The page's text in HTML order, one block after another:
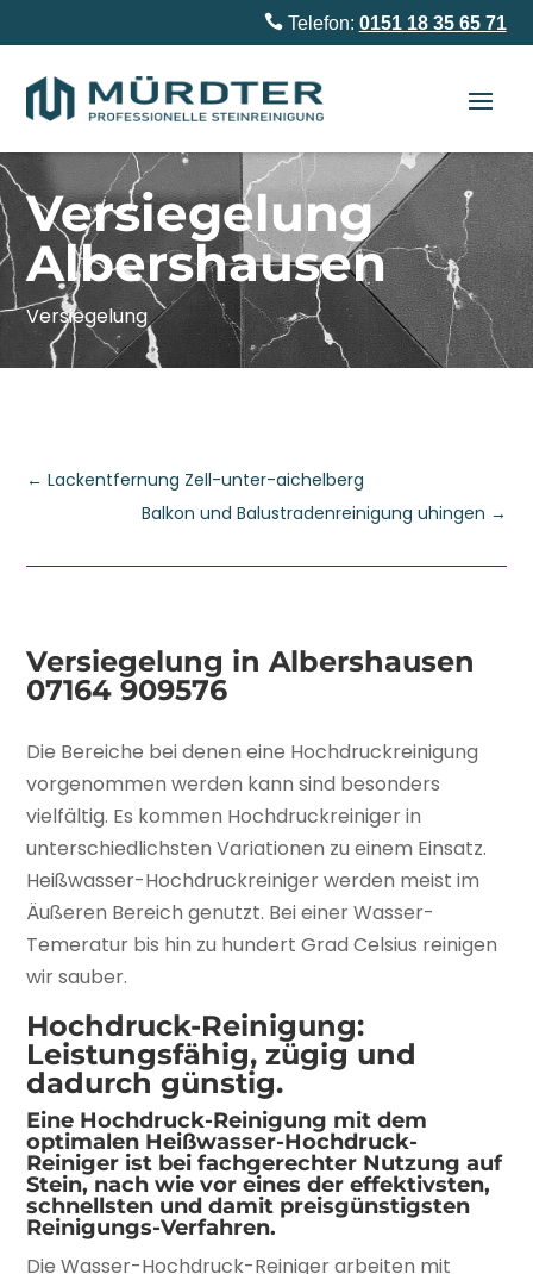
Telefon: 0151 18 35 65 71
Versiegelung
Albershausen
Versiegelung
←Lackentfernung Zell-unter-aichelberg
Balkon und Balustradenreinigung uhingen →
Versiegelung in Albershausen
07164 909576
Die Bereiche bei denen eine Hochdruckreinigung
vorgenommen werden kann sind besonders
vielfältig. Es kommen Hochdruckreiniger in
unterschiedlichsten Variationen zu einem Einsatz.
Heißwasser-Hochdruckreiniger werden meist im
Äußeren Bereich genutzt. Bei einer Wasser-
Temeratur bis hin zu hundert Grad Celsius reinigen
wir sauber.
Hochdruck-Reinigung:
Leistungsfähig, zügig und
dadurch günstig.
Eine Hochdruck-Reinigung mit dem
optimalen Heißwasser-Hochdruck-
Reiniger ist bei fachgerechter Nutzung auf
Stein, nach wie vor eines der effektivsten,
schnellsten und damit preisgünstigsten
Reinigungs-Verfahren.
Die Wasser-Hochdruck-Reiniger arbeiten mit